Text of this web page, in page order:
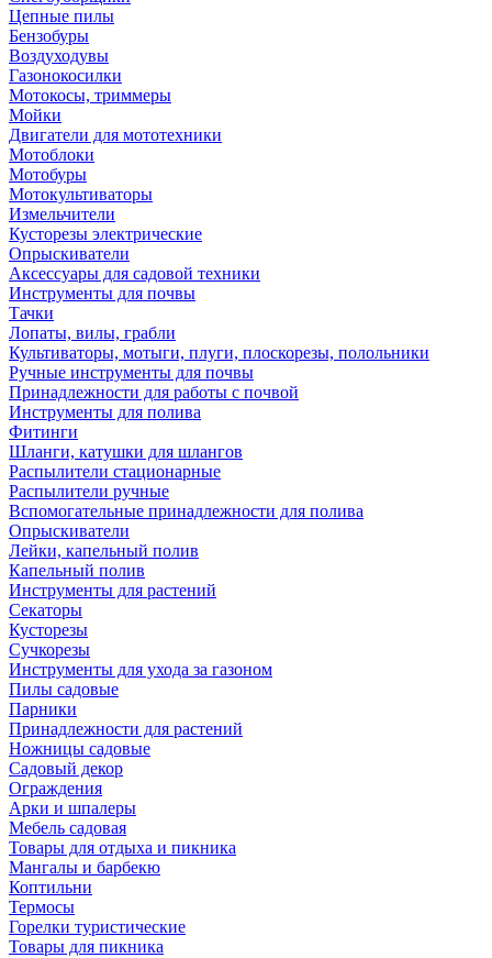
Цепные пилы
Бензобуры
Воздуходувы
Газонокосилки
Мотокосы, триммеры
Мойки
Двигатели для мототехники
Мотоблоки
Мотобуры
Мотокультиваторы
Измельчители
Кусторезы электрические
Опрыскиватели
Аксессуары для садовой техники
Инструменты для почвы
Тачки
Лопаты, вилы, грабли
Культиваторы, мотыги, плуги, плоскорезы, полольники
Ручные инструменты для почвы
Принадлежности для работы с почвой
Инструменты для полива
Фитинги
Шланги, катушки для шлангов
Распылители стационарные
Распылители ручные
Вспомогательные принадлежности для полива
Опрыскиватели
Лейки, капельный полив
Капельный полив
Инструменты для растений
Секаторы
Кусторезы
Сучкорезы
Инструменты для ухода за газоном
Пилы садовые
Парники
Принадлежности для растений
Ножницы садовые
Садовый декор
Ограждения
Арки и шпалеры
Мебель садовая
Товары для отдыха и пикника
Мангалы и барбекю
Коптильни
Термосы
Горелки туристические
Товары для пикника